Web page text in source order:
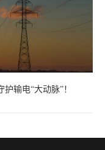
输电“大动脉”！